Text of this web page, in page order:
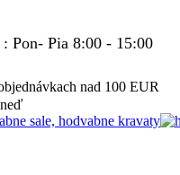
Pon- Pia 8:00 - 15:00
nad 100 EUR